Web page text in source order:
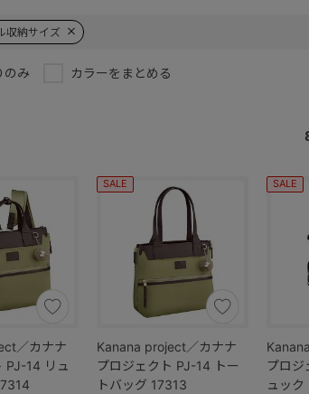
収納サイズ
のみ カラーをまとめる
／カナナ
PJ-14 リュ
Kanana project／カナナ
プロジェクト PJ-14 トー
トバッグ 17313
SALE
プロジェク
ュック
SALE